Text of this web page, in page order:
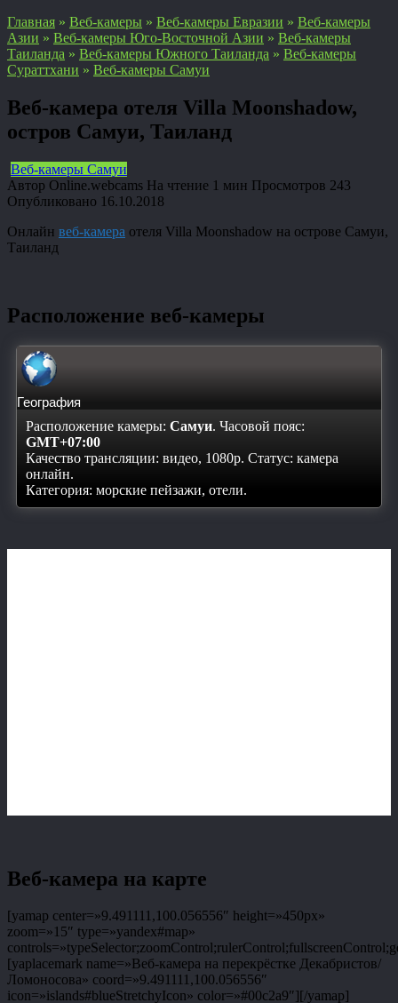
Главная » Веб-камеры » Веб-камеры Евразии » Веб-камеры
Азии » Веб-камеры Юго-Восточной Азии » Веб-камеры
Таиланда » Веб-камеры Южного Таиланда » Веб-камеры
Сураттхани » Веб-камеры Самуи
Веб-камера отеля Villa Moonshadow,
остров Самуи, Таиланд
Веб-камеры Самуи
Автор Online.webcams На чтение 1 мин Просмотров 243
Опубликовано 16.10.2018
Онлайн веб-камера отеля Villa Moonshadow на острове Самуи,
Таиланд
Расположение веб-камеры
География
Расположение камеры: Самуи. Часовой пояс:
GMT+07:00
Качество трансляции: видео, 1080p. Статус: камера
онлайн.
Категория: морские пейзажи, отели.
Веб-камера на карте
[yamap center=»9.491111,100.056556″ height=»450px»
zoom=»15″ type=»yandex#map»
[yaplacemark name=»Веб-камера на перекрёстке Декабристов/
Ломоносова» coord=»9.491111,100.056556″
icon=»islands#blueStretchyIcon» color=»#00c2a9″][/yamap]